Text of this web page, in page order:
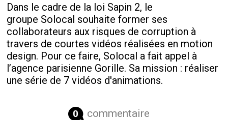
Dans le cadre de la loi Sapin 2, le
groupe Solocal souhaite former ses
collaborateurs aux risques de corruption à
travers de courtes vidéos réalisées en motion
design. Pour ce faire, Solocal a fait appel à
l’agence parisienne Gorille. Sa mission : réaliser
une série de 7 vidéos d'animations.
0 commentaire